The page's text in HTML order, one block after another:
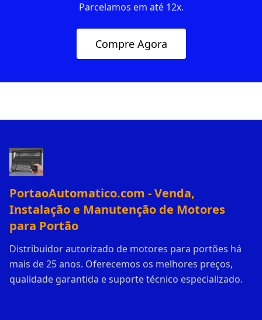
Parcelamos em até 12x.
Compre Agora
PortaoAutomatico.com - Venda,
Instalação e Manutenção de Motores
para Portão
Distribuidor autorizado de motores para portões há
mais de 25 anos. Oferecemos os melhores preços,
qualidade garantida e suporte técnico especializado.